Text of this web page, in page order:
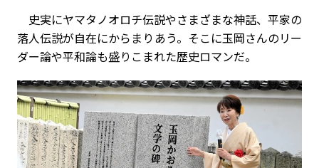
史実にヤマタノオロチ伝説やさまざまな神話、平家の
落人伝説が自在にからまりあう。そこに玉岡さんのリー
ダー論や平和論も盛りこまれた歴史ロマンだ。